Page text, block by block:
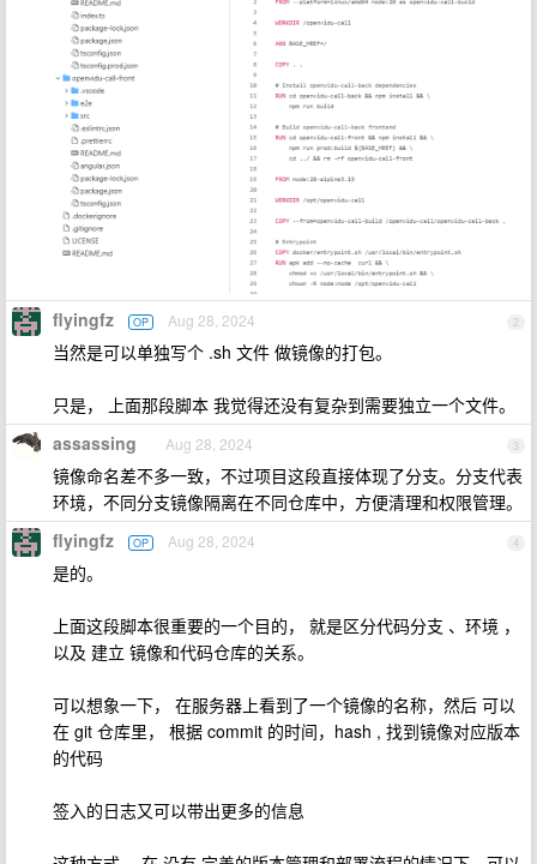
2
flyingfz OP Aug 28, 2024
当然是可以单独写个 .sh 文件 做镜像的打包。
只是， 上面那段脚本 我觉得还没有复杂到需要独立一个文件。
3
assassing Aug 28, 2024
镜像命名差不多一致，不过项目这段直接体现了分支。分支代表
环境，不同分支镜像隔离在不同仓库中，方便清理和权限管理。
4
flyingfz OP Aug 28, 2024
是的。
上面这段脚本很重要的一个目的， 就是区分代码分支 、环境 ，
以及 建立 镜像和代码仓库的关系。
可以想象一下， 在服务器上看到了一个镜像的名称，然后 可以
在 git 仓库里， 根据 commit 的时间，hash , 找到镜像对应版本
的代码
签入的日志又可以带出更多的信息